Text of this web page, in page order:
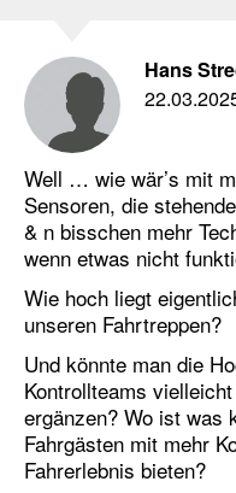
Hans
Well … wie wär’s mit
Sensoren, die
& n bisschen mehr
wenn etwas nicht
Wie hoch liegt
unseren Fahrtreppen?
Und könnte man die
Kontrollteams
ergänzen? Wo ist was
Fahrgästen mit mehr
Fahrerlebnis bieten?